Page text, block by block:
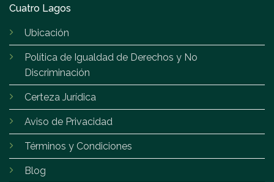
Cuatro Lagos
Ubicación
Política de Igualdad de Derechos y No
Discriminación
Certeza Jurídica
Aviso de Privacidad
Términos y Condiciones
Blog